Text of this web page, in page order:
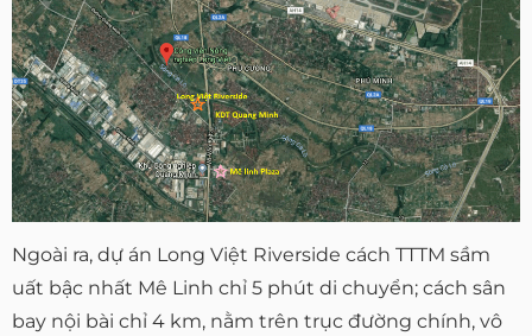
Ngoài ra, dự án Long Việt Riverside cách TTTM sầm
uất bậc nhất Mê Linh chỉ 5 phút di chuyển; cách sân
bay nội bài chỉ 4 km, nằm trên trục đường chính, vô